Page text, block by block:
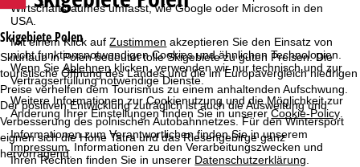
Wirtschaftsraumes umfasst, wie Google oder Microsoft in den
USA.
Mit einem Klick aufZustimmen akzeptieren Sie den Einsatz von
nicht funktionsnotwendigen Cookies und ähnlichen Technologien.
Wenn SieAblehnen klicken, verwenden wir nur technisch und zur
Vertragserfüllung notwendige Dienste.
Weitere Informationen zur Cookienutzung und die Möglichkeit zur
Änderung Ihrer Einstellungen finden Sie in unsererCookie-Policy
Informationen zum Verantwortlichen finden Sie in unserem
Impressum. Informationen zu den Verarbeitungszwecken und
Ihren Rechten finden Sie in unserer Datenschutzerklärung
a
r
t
s
e
Skigebiete Polen
Skiurlaub in Polen bedeutet tolle Skigebiete zu guten Preisen. Die
touristische Öffnung des Landes und die im Europavergleich niedrigen
Preise verhelfen dem Tourismus zu einem anhaltenden Aufschwung.
Der positiven Entwicklung zuträglich ist auch die Ausweitung und
Verbesserung des polnischen Autobahnnetzes. Für den Wintersport
eignen sich die Hohe Tatra und das Riesengebirge ganz
hervorragend.